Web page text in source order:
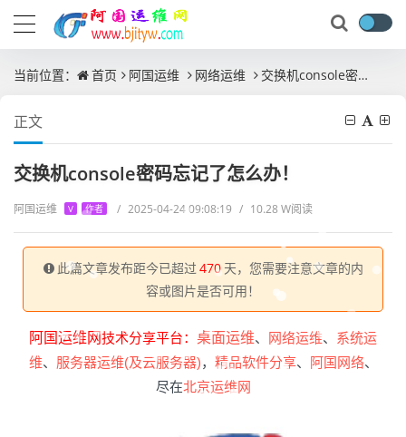
当前位置： 首页 阿国运维 网络运维 交换机console密码忘记了怎么办！
正文
交换机console密码忘记了怎么办！
阿国运维 V 作者 / 2025-04-24 09:08:19 / 10.28 W阅读
此篇文章发布距今已超过 470 天，您需要注意文章的内
容或图片是否可用！
阿国运维网技术分享平台： 桌面运维、 网络运维、 系统运
维、 服务器运维(及云服务器)， 精品软件分享、 阿国网络、
尽在北京运维网